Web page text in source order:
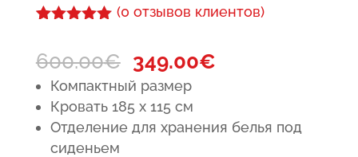
на основе
пользовател
я
(0 отзывов клиентов)
600.00€ Первоначальная
цена
составляла
600.00€.
349.00€Текущая
Компактный размер
Кровать 185 x 115 см
Отделение для хранения белья под
сиденьем